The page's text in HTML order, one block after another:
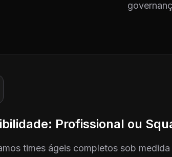
Profissional ou
times ágeis completos sob